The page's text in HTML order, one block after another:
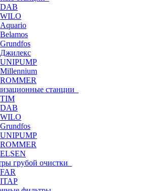
DAB
WILO
Aquario
Belamos
Grundfos
Джилекс
UNIPUMP
Millennium
ROMMER
станции
TIM
DAB
WILO
Grundfos
UNIPUMP
ROMMER
ELSEN
грубой очистки
FAR
ITAP